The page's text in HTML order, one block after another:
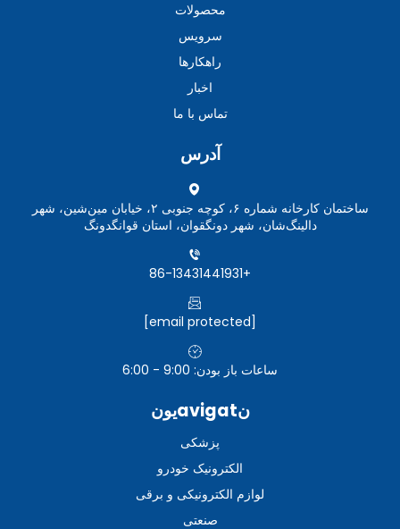
محصولات
سرویس
راهکارها
اخبار
تماس با ما
آدرس
ساختمان کارخانه شماره ۶، کوچه جنوبی ۲، خیابان مین‌شین، شهر
دالینگ‌شان، شهر دونگقوان، استان قوانگدونگ
ساعات باز بودن: 9:00 - 6:00
پزشکی
الکترونیک خودرو
لوازم الکترونیکی و برقی
صنعتی